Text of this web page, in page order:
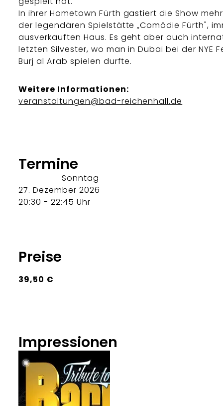
In ihrer Hometown Fürth gastiert die Show
der legendären Spielstätte „Comödie Fürth",
ausverkauften Haus. Es geht aber auch
letzten Silvester, wo man in Dubai bei der NYE
Burj al Arab spielen durfte.
Weitere Informationen:
veranstaltungen@bad-reichenhall.de
Termine
Sonntag
27. Dezember 2026
20:30 - 22:45 Uhr
Preise
39,50 €
Impressionen